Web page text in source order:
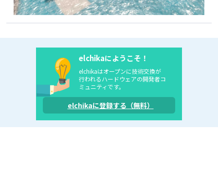
elchikaにようこそ！
elchikaはオープンに技術交換が
行われるハードウェアの開発者コ
ミュニティです。
elchikaに登録する（無料）